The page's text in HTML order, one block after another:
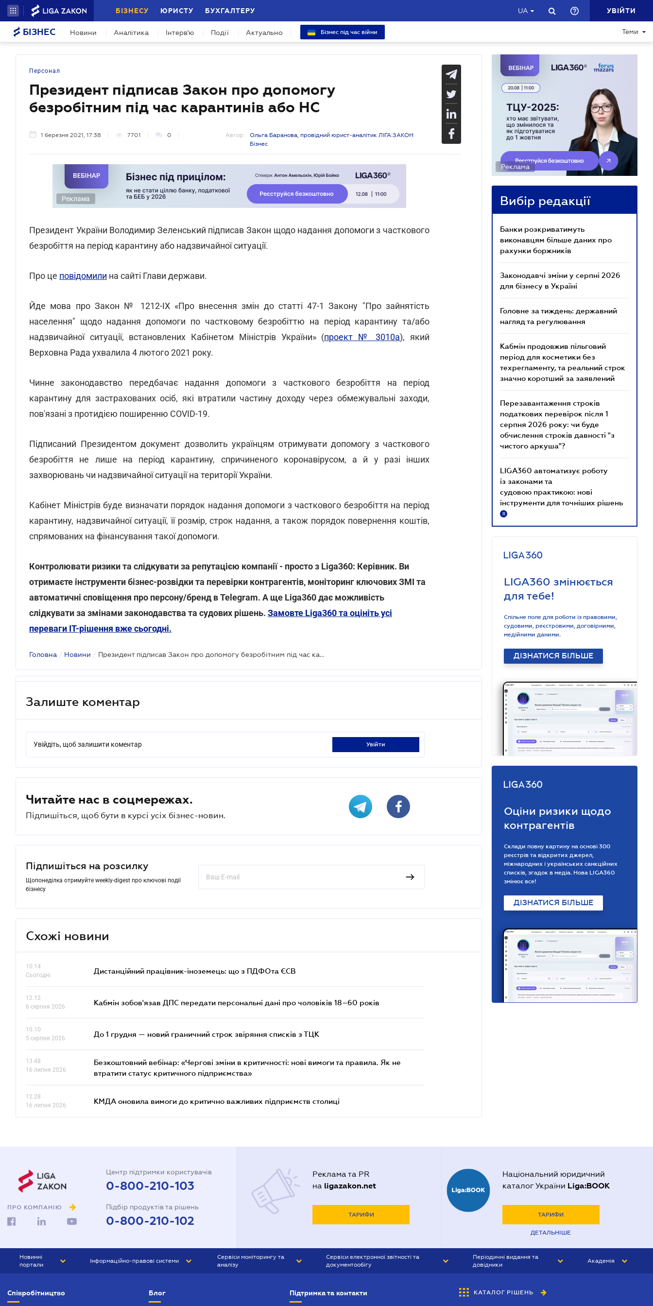
БІЗНЕСУ ЮРИСТУ БУХГАЛТЕРУ UA УВІЙТИ
БІЗНЕС Новини Аналітика Інтерв'ю Події Актуально Бізнес під час війни Теми
Персонал
Президент підписав Закон про допомогу
безробітним під час карантинів або НС
1 березня 2021, 17:38 7701 0 Автор:
Ольга Баранова, провідний юрист-аналітик ЛІГА:ЗАКОН
Бізнес
Реклама
Президент України Володимир Зеленський підписав Закон щодо надання допомоги з часткового
безробіття на період карантину або надзвичайної ситуації.
Про це повідомили на сайті Глави держави.
Йде мова про Закон № 1212-IX «Про внесення змін до статті 47-1 Закону "Про зайнятість
населення" щодо надання допомоги по частковому безробіттю на період карантину та/або
надзвичайної ситуації, встановлених Кабінетом Міністрів України» (проект № 3010а), який
Верховна Рада ухвалила 4 лютого 2021 року.
Чинне законодавство передбачає надання допомоги з часткового безробіття на період
карантину для застрахованих осіб, які втратили частину доходу через обмежувальні заходи,
пов'язані з протидією поширенню COVID-19.
Підписаний Президентом документ дозволить українцям отримувати допомогу з часткового
безробіття не лише на період карантину, спричиненого коронавірусом, а й у разі інших
захворювань чи надзвичайної ситуації на території України.
Кабінет Міністрів буде визначати порядок надання допомоги з часткового безробіття на період
карантину, надзвичайної ситуації, її розмір, строк надання, а також порядок повернення коштів,
спрямованих на фінансування такої допомоги.
Контролювати ризики та слідкувати за репутацією компанії - просто з Liga360: Керівник. Ви
отримаєте інструменти бізнес-розвідки та перевірки контрагентів, моніторинг ключових ЗМІ та
автоматичні сповіщення про персону/бренд в Telegram. А ще Liga360 дає можливість
слідкувати за змінами законодавства та судових рішень. Замовте Liga360 та оцініть усі
переваги ІТ-рішення вже сьогодні.
Головна / Новини / Президент підписав Закон про допомогу безробітним під час карантинів або НС
Залиште коментар
Увійдіть, щоб залишити коментар увійти
Читайте нас в соцмережах.
Підпишіться, щоб бути в курсі усіх бізнес-новин.
Підпишіться на розсилку
Щопонеділка отримуйте weekly-digest про ключові події
бізнесу
Схожі новини
10.14
Сьогодні
Дистанційний працівник-іноземець: що з ПДФОта ЄСВ
12.12
6 серпня 2026
Кабмін зобов'язав ДПС передати персональні дані про чоловіків 18–60 років
10.10
5 серпня 2026
До 1 грудня — новий граничний строк звіряння списків з ТЦК
13.48
16 липня 2026
Безкоштовний вебінар: «Чергові зміни в критичності: нові вимоги та правила. Як не
втратити статус критичного підприємства»
12.28
16 липня 2026
КМДА оновила вимоги до критично важливих підприємств столиці
Реклама
Вибір редакції
Банки розкриватимуть
виконавцям більше даних про
рахунки боржників
Законодавчі зміни у серпні 2026
для бізнесу в Україні
Головне за тиждень: державний
нагляд та регулювання
Кабмін продовжив пільговий
період для косметики без
техрегламенту, та реальний строк
значно коротший за заявлений
Перезавантаження строків
податкових перевірок після 1
серпня 2026 року: чи буде
обчислення строків давності "з
чистого аркуша"?
LIGA360 автоматизує роботу
із законами та
судовою практикою: нові
інструменти для точніших рішень
R
LIGA360 змінюється
для тебе!
Спільне поле для роботи із правовими,
судовими, реєстровими, договірними,
медійними даними.
ДІЗНАТИСЯ БІЛЬШЕ
Оціни ризики щодо
контрагентів
Склади повну картину на основі 300
реєстрів та відкритих джерел,
міжнародних і українських санкційних
списків, згадок в медіа. Нова LIGA360
змінює все!
ДІЗНАТИСЯ БІЛЬШЕ
ПРО КОМПАНІЮ
Центр підтримки користувачів
0-800-210-103
Підбір продуктів та рішень
0-800-210-102
Реклама та PR
на ligazakon.net
ТАРИФИ
Національний юридичний
каталог України Liga:BOOK
ТАРИФИ
ДЕТАЛЬНІШЕ
Новинні
портали
БІЗНЕС
Інформаційно-правові системи
Сервіси моніторингу та
аналізу
Сервіси електронної звітності та
документообігу
Періодичні видання та
довідники
БУХГАЛТЕР&ЗАКОН
Академія
Співробітництво Блог Підтримка та контакти КАТАЛОГ РІШЕНЬ